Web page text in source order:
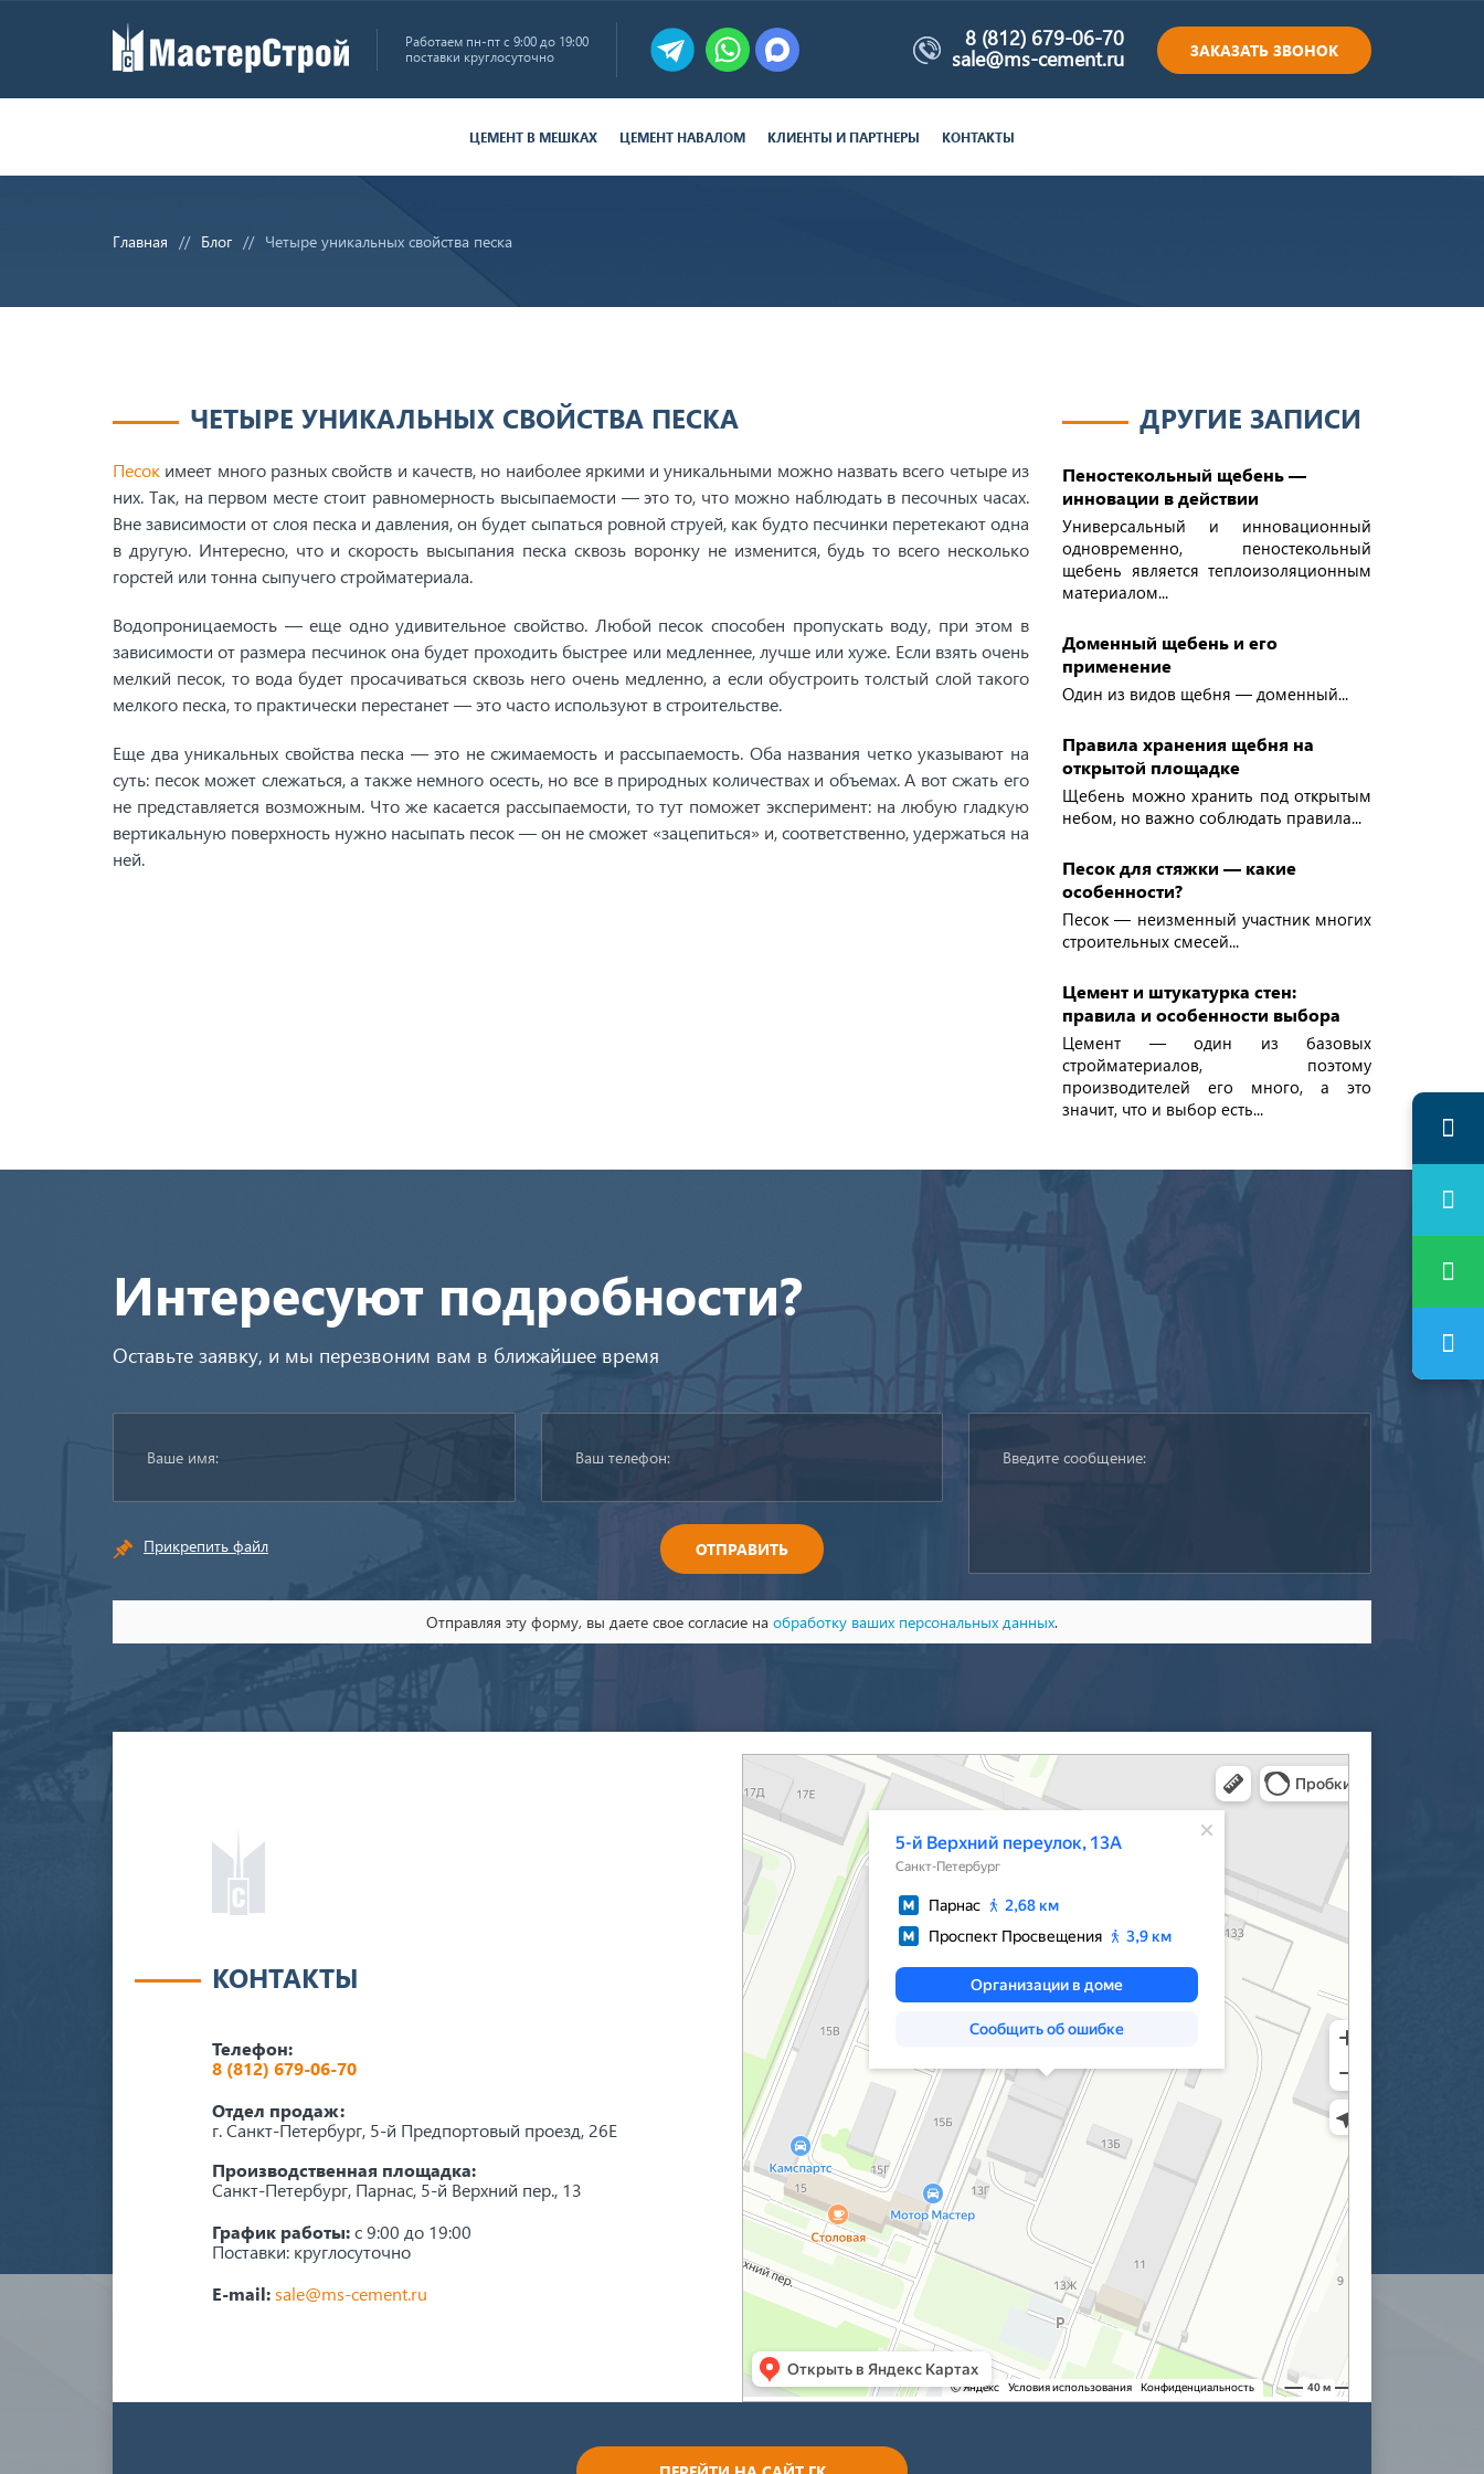
Работаем пн-пт с 9:00 до 19:00
поставки круглосуточно
8 (812) 679-06-70
sale@ms-cement.ru ЗАКАЗАТЬ ЗВОНОК
ЦЕМЕНТ В МЕШКАХ ЦЕМЕНТ НАВАЛОМ КЛИЕНТЫ И ПАРТНЕРЫ КОНТАКТЫ
Главная Блог Четыре уникальных свойства песка
ЧЕТЫРЕ УНИКАЛЬНЫХ СВОЙСТВА ПЕСКА
Песок имеет много разных свойств и качеств, но наиболее яркими и уникальными можно назвать всего четыре из
них. Так, на первом месте стоит равномерность высыпаемости — это то, что можно наблюдать в песочных часах.
Вне зависимости от слоя песка и давления, он будет сыпаться ровной струей, как будто песчинки перетекают одна
в другую. Интересно, что и скорость высыпания песка сквозь воронку не изменится, будь то всего несколько
горстей или тонна сыпучего стройматериала.
Водопроницаемость — еще одно удивительное свойство. Любой песок способен пропускать воду, при этом в
зависимости от размера песчинок она будет проходить быстрее или медленнее, лучше или хуже. Если взять очень
мелкий песок, то вода будет просачиваться сквозь него очень медленно, а если обустроить толстый слой такого
мелкого песка, то практически перестанет — это часто используют в строительстве.
Еще два уникальных свойства песка — это не сжимаемость и рассыпаемость. Оба названия четко указывают на
суть: песок может слежаться, а также немного осесть, но все в природных количествах и объемах. А вот сжать его
не представляется возможным. Что же касается рассыпаемости, то тут поможет эксперимент: на любую гладкую
вертикальную поверхность нужно насыпать песок — он не сможет «зацепиться» и, соответственно, удержаться на
ней.
ДРУГИЕ ЗАПИСИ
Пеностекольный щебень —
инновации в действии
Универсальный и инновационный
одновременно, пеностекольный
щебень является теплоизоляционным
материалом...
Доменный щебень и его
применение
Один из видов щебня — доменный...
Правила хранения щебня на
открытой площадке
Щебень можно хранить под открытым
небом, но важно соблюдать правила...
Песок для стяжки — какие
особенности?
Песок — неизменный участник многих
строительных смесей...
Цемент и штукатурка стен:
правила и особенности выбора
Цемент — один из базовых
стройматериалов, поэтому
производителей его много, а это
значит, что и выбор есть...
Интересуют подробности?
Оставьте заявку, и мы перезвоним вам в ближайшее время
Прикрепить файл ОТПРАВИТЬ
Отправляя эту форму, вы даете свое согласие на обработку ваших персональных данных.
КОНТАКТЫ
Телефон:
8 (812) 679-06-70
Отдел продаж:
г. Санкт-Петербург, 5-й Предпортовый проезд, 26Е
Производственная площадка:
Санкт-Петербург, Парнас, 5-й Верхний пер., 13
График работы:с 9:00 до 19:00
Поставки: круглосуточно
E-mail:sale@ms-cement.ru
Санкт‑Петербург
5-й Верхний переулок, 13А на карте Санкт‑Петербурга — Яндекс Карты